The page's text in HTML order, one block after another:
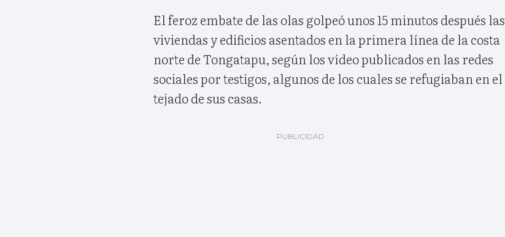
El feroz embate de las olas golpeó unos 15 minutos después las
viviendas y edificios asentados en la primera línea de la costa
norte de Tongatapu, según los vídeo publicados en las redes
sociales por testigos, algunos de los cuales se refugiaban en el
tejado de sus casas.